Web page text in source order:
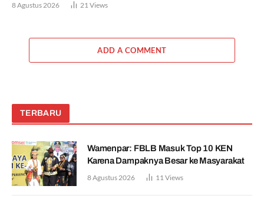
8 Agustus 2026 21Views
ADD A COMMENT
TERBARU
Wamenpar: FBLB Masuk Top 10 KEN
Karena Dampaknya Besar ke Masyarakat
8 Agustus 2026 11Views